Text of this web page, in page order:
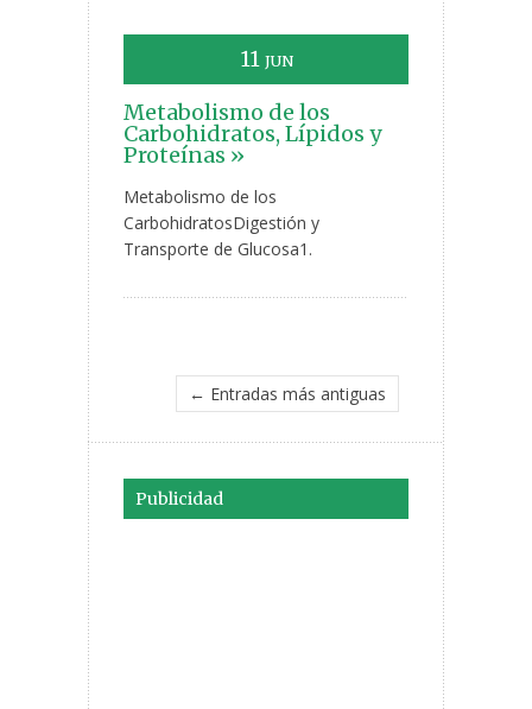
11 JUN
Metabolismo de los
Carbohidratos, Lípidos y
Proteínas »
Metabolismo de los
CarbohidratosDigestión y
Transporte de Glucosa1.
← Entradas más antiguas
Publicidad